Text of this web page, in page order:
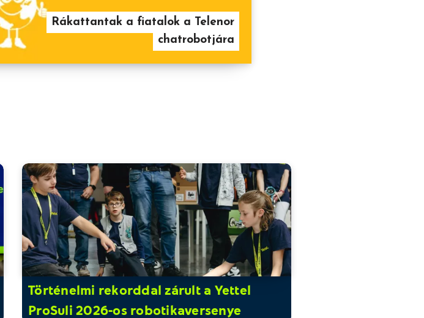
Rákattantak a fiatalok a Telenor
chatrobotjára
Történelmi rekorddal zárult a Yettel
ProSuli 2026-os robotikaversenye